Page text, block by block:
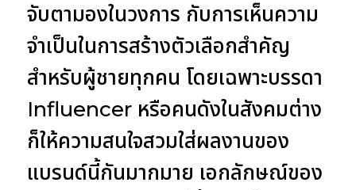
จับตามองในวงการ กับการเห็นความ
จำเป็นในการสร้างตัวเลือกสำคัญ
สำหรับผู้ชายทุกคน โดยเฉพาะบรรดา
Influencer หรือคนดังในสังคมต่าง
ก็ให้ความสนใจสวมใส่ผลงานของ
แบรนด์นี้กันมากมาย เอกลักษณ์ของ